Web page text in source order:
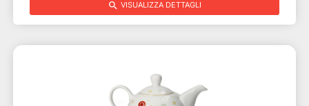
search VISUALIZZA DETTAGLI